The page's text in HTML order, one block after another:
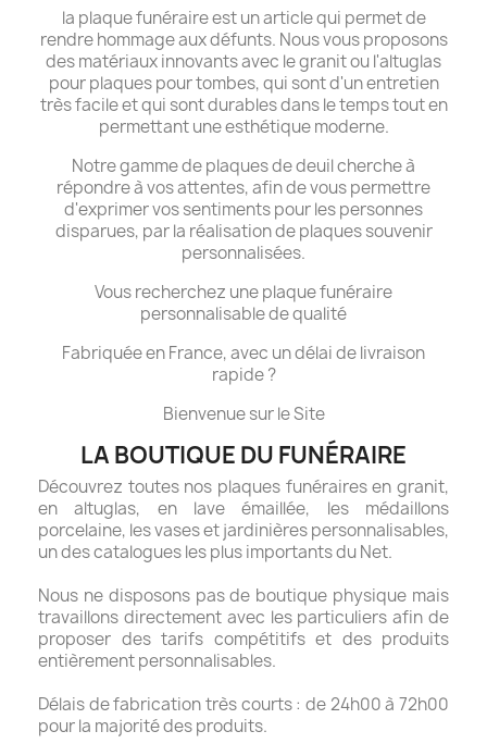
la plaque funéraire est un article qui permet de
rendre hommage aux défunts. Nous vous proposons
des matériaux innovants avec le granit ou l'altuglas
pour plaques pour tombes, qui sont d'un entretien
très facile et qui sont durables dans le temps tout en
permettant une esthétique moderne.
Notre gamme de plaques de deuil cherche à
répondre à vos attentes, afin de vous permettre
d'exprimer vos sentiments pour les personnes
disparues, par la réalisation de plaques souvenir
personnalisées.
Vous recherchez une plaque funéraire
personnalisable de qualité
Fabriquée en France, avec un délai de livraison
rapide ?
Bienvenue sur le Site
LA BOUTIQUE DU FUNÉRAIRE
Découvrez toutes nos plaques funéraires en granit,
en altuglas, en lave émaillée, les médaillons
porcelaine, les vases et jardinières personnalisables,
un des catalogues les plus importants du Net.
Nous ne disposons pas de boutique physique mais
travaillons directement avec les particuliers afin de
proposer des tarifs compétitifs et des produits
entièrement personnalisables.
Délais de fabrication très courts : de 24h00 à 72h00
pour la majorité des produits.